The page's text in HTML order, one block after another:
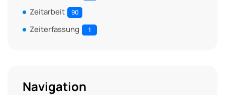
Zeitarbeit 90
Zeiterfassung 1
Navigation